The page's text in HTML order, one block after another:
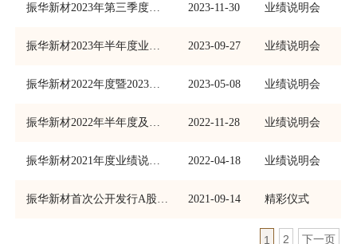
2023-11-30 业绩说明会
2023-09-27 业绩说明会
2023-05-08 业绩说明会
2022-11-28 业绩说明会
2022-04-18 业绩说明会
2021-09-14 精彩仪式
1 2 下一页